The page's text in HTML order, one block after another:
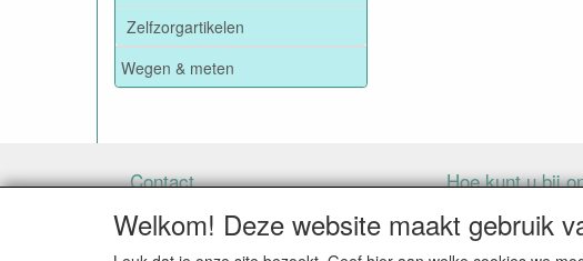
Zelfzorgartikelen
Wegen & meten
Contact Hoe kunt u bij
Welkom! Deze website maakt gebruik